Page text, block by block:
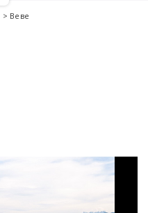
> Веве